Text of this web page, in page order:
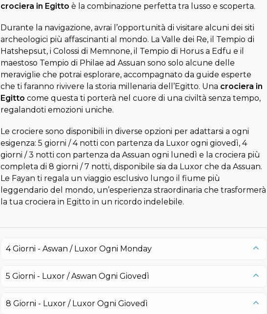
crociera in Egitto è la combinazione perfetta tra lusso e scoperta.
Durante la navigazione, avrai l’opportunità di visitare alcuni dei siti
archeologici più affascinanti al mondo. La Valle dei Re, il Tempio di
Hatshepsut, i Colossi di Memnone, il Tempio di Horus a Edfu e il
maestoso Tempio di Philae ad Assuan sono solo alcune delle
meraviglie che potrai esplorare, accompagnato da guide esperte
che ti faranno rivivere la storia millenaria dell’Egitto. Una crociera in
Egitto come questa ti porterà nel cuore di una civiltà senza tempo,
regalandoti emozioni uniche.
Le crociere sono disponibili in diverse opzioni per adattarsi a ogni
esigenza: 5 giorni / 4 notti con partenza da Luxor ogni giovedì, 4
giorni / 3 notti con partenza da Assuan ogni lunedì e la crociera più
completa di 8 giorni / 7 notti, disponibile sia da Luxor che da Assuan.
Le Fayan ti regala un viaggio esclusivo lungo il fiume più
leggendario del mondo, un’esperienza straordinaria che trasformerà
la tua crociera in Egitto in un ricordo indelebile.
4 Giorni - Aswan / Luxor Ogni Monday
5 Giorni - Luxor / Aswan Ogni Giovedì
8 Giorni - Luxor / Luxor Ogni Giovedì